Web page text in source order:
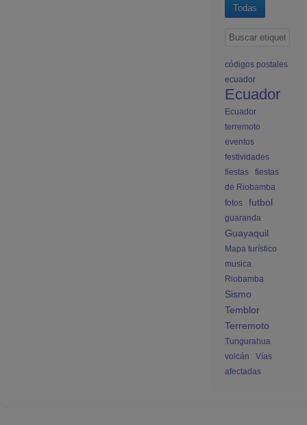
Todas
códigos postales
ecuador
Ecuador
Ecuador
terremoto
eventos
festividades
fiestas
fiestas
de Riobamba
fotos
futbol
guaranda
Guayaquil
Mapa turístico
musica
Riobamba
Sismo
Temblor
Terremoto
Tungurahua
volcán
Vías
afectadas